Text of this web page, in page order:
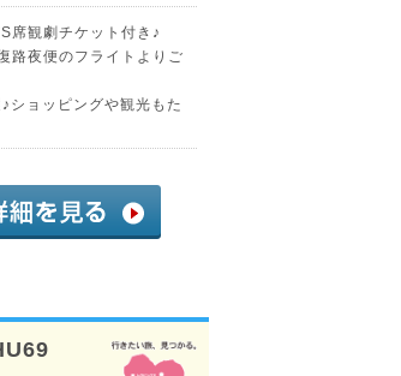
席観劇チケット付き♪
路夜便のフライトよりご
ショッピングや観光もた